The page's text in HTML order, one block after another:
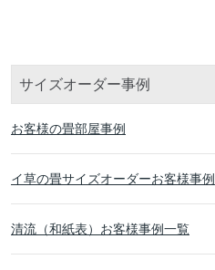
サイズオーダー事例
お客様の畳部屋事例
イ草の畳サイズオーダーお客様事例
清流（和紙表）お客様事例一覧